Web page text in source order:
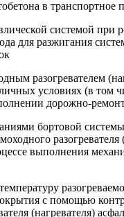
в транспортное
системой при
для разжигания
разогревателем
условиях (в том
дорожно-
бортовой системы
разогревателя
выполнения
с помощью
(нагревателя)